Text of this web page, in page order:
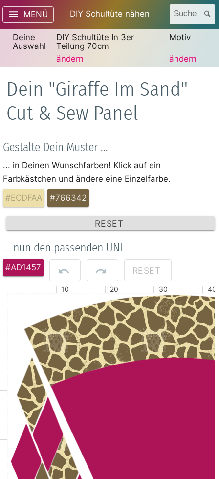
MENÜ DIY Schultüte nähen Suche
Deine
Auswahl
DIY Schultüte In 3er
Teilung 70cm
ändern
Motiv
ändern
Dein "Giraffe Im Sand"
Cut & Sew Panel
Gestalte Dein Muster ...
... in Deinen Wunschfarben! Klick auf ein
Farbkästchen und ändere eine Einzelfarbe.
#ECDFAA
#766342
RESET
... nun den passenden UNI
#AD1457 RESET